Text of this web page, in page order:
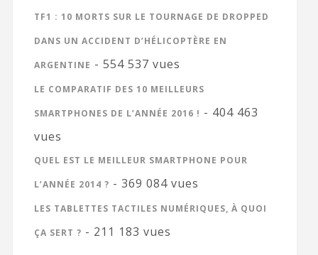
TF1 : 10 MORTS SUR LE TOURNAGE DE DROPPED
DANS UN ACCIDENT D’HÉLICOPTÈRE EN
ARGENTINE - 554 537 vues
LE COMPARATIF DES 10 MEILLEURS
SMARTPHONES DE L’ANNÉE 2016 ! - 404 463
vues
QUEL EST LE MEILLEUR SMARTPHONE POUR
L’ANNÉE 2014 ? - 369 084 vues
LES TABLETTES TACTILES NUMÉRIQUES, À QUOI
ÇA SERT ? - 211 183 vues